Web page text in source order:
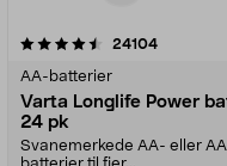
24104
AA-batterier
Varta Longlife Power
24 pk
Svanemerkede AA- eller
4.5av 5 stjerner